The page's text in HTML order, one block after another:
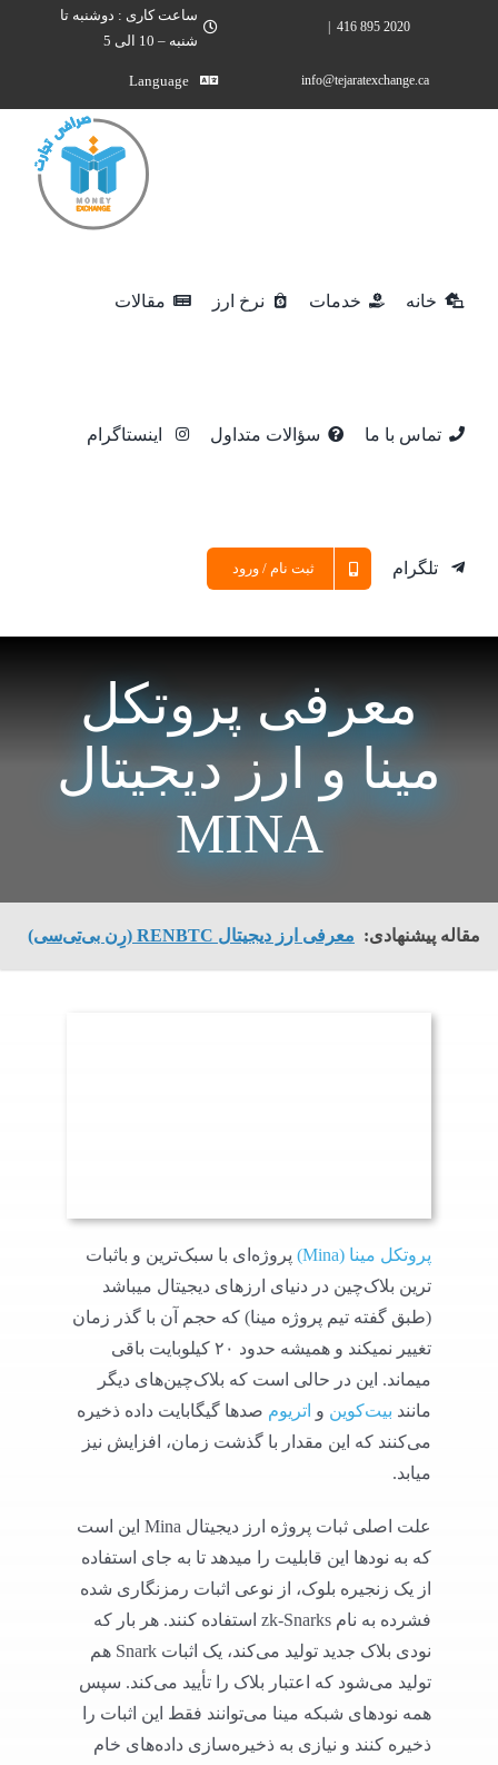
2020 895 416
info@tejaratexchange.ca
ساعت کاری : دوشنبه تا
شنبه – 10 الی 5
Language
خانه خدمات نرخ ارز مقالات
تماس با ما سؤالات متداول اینستاگرام
تلگرام ثبت نام / ورود
معرفی پروتکل
مینا و ارز دیجیتال
MINA
مقاله پیشنهادی: معرفی ارز دیجیتال RENBTC (رِن بی‌تی‌سی)
پروتکل مینا (Mina)
پروژه‌ای با سبک‌ترین و باثبات
ترین بلاک‌چین در دنیای ارزهای دیجیتال میباشد
(طبق گفته تیم پروژه مینا) که حجم آن با گذر زمان
تغییر نمیکند و همیشه حدود ۲۰ کیلوبایت باقی
میماند. این در حالی است که بلاک‌چین‌های دیگر
مانند بیت‌کوین و اتریوم صدها گیگابایت داده ذخیره
می‌کنند که این مقدار با گذشت زمان، افزایش نیز
میابد.
علت اصلی ثبات پروژه ارز دیجیتال Mina این است
که به نودها این قابلیت را میدهد تا به جای استفاده
از یک زنجیره بلوک، از نوعی اثبات رمزنگاری شده
فشرده به نام zk-Snarks استفاده کنند. هر بار که
نودی بلاک جدید تولید می‌کند، یک اثبات Snark هم
تولید می‌شود که اعتبار بلاک را تأیید می‌کند. سپس
همه نودهای شبکه مینا می‌توانند فقط این اثبات را
ذخیره کنند و نیازی به ذخیره‌سازی داده‌های خام